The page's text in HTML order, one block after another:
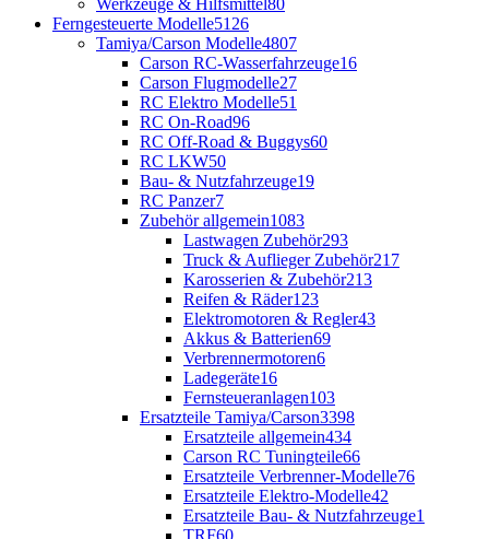
Ferngesteuerte Modelle5126
Tamiya/Carson Modelle4807
Carson RC-Wasserfahrzeuge16
Carson Flugmodelle27
RC Elektro Modelle51
RC On-Road96
RC Off-Road & Buggys60
RC LKW50
Bau- & Nutzfahrzeuge19
RC Panzer7
Zubehör allgemein1083
Lastwagen Zubehör293
Truck & Auflieger Zubehör217
Karosserien & Zubehör213
Reifen & Räder123
Elektromotoren & Regler43
Akkus & Batterien69
Verbrennermotoren6
Ladegeräte16
Fernsteueranlagen103
Ersatzteile Tamiya/Carson3398
Ersatzteile allgemein434
Carson RC Tuningteile66
Ersatzteile Verbrenner-Modelle76
Ersatzteile Elektro-Modelle42
Ersatzteile Bau- & Nutzfahrzeuge1
TRF60